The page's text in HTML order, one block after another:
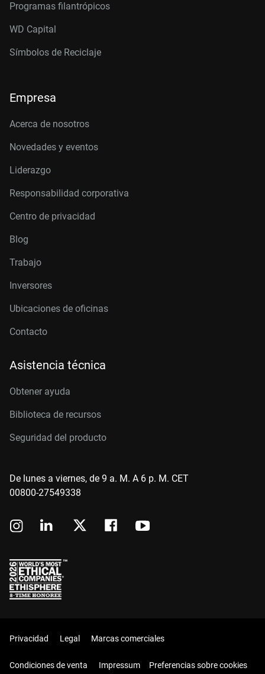
Programas filantrópicos
WD Capital
Símbolos de Reciclaje
Empresa
Acerca de nosotros
Novedades y eventos
Liderazgo
Responsabilidad corporativa
Centro de privacidad
Blog
Trabajo
Inversores
Ubicaciones de oficinas
Contacto
Asistencia técnica
Obtener ayuda
Biblioteca de recursos
Seguridad del producto
De lunes a viernes, de 9 a. M. A 6 p. M. CET
00800-27549338
Privacidad Legal Marcas comerciales
Condiciones de venta Impressum Preferencias sobre cookies